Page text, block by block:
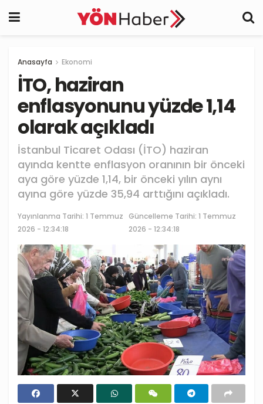
Anasayfa Ekonomi
İTO, haziran
enflasyonunu yüzde 1,14
olarak açıkladı
İstanbul Ticaret Odası (İTO) haziran
ayında kentte enflasyon oranının bir önceki
aya göre yüzde 1,14, bir önceki yılın aynı
ayına göre yüzde 35,94 arttığını açıkladı.
Yayınlanma Tarihi: 1 Temmuz
2026 - 12:34:18
Güncelleme Tarihi: 1 Temmuz
2026 - 12:34:18